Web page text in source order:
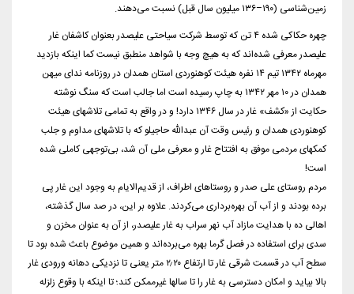
زمین‌شناسی (۱۹۰–۱۳۶ میلیون سال قبل) نسبت می‌دهند.
چهره حکاکی شده ۴ تن که توسط شرکت سیاحتی علیصدر بعنوان کاشفان غار
علیصدر معرفی شده‌اند که به هیچ وجه با شواهد منطبق نیست کما اینکه بازدید
مهرماه ۱۳۴۲ تیم ۱۴ نفره هیئت کوهنوردی استان همدان در روزنامه ندای میهن
همدان در ۱۰ مهر ۱۳۴۲ به چاپ رسیده است اما جالب است که سنگ نوشته
حکایت از «کشف» غار در سال ۱۳۴۶ دارد! و در واقع به تمامی تلاشهای هیئت
کوهنوردی همدان و رئیس وقت آن عبدالله حاجیلو که با تلاشهای مداوم و جلب
کمکهای مردمی موفق به افتتاح غار و معرفی ملی آن شد، بی‌توجهی کاملی شده
است!
مردم روستای علی صدر و روستاهای اطراف، از قدیم‌الایام به وجود این غار پی
برده بودند و از آب آن بهره‌برداری می‌کردند. علاوه بر این، در صد سال گذشته،
اهالی ده با هدایت مازاد آب نهر سراب به غار علیصدر، از آن به عنوان مخزن و
سدی برای استفاده در فصل گرما بهره می‌برده‌اند و همین موضوع باعث شده بود تا
سطح آب در قسمت شرقی غار تا ارتفاع ۲٫۲۰ متر یعنی تا نزدیکی دهانه ورودی غار
بالا بیاید و امکان دسترسی به غار را تا سالها غیرممکن کند؛ تا اینکه با وقوع زلزله